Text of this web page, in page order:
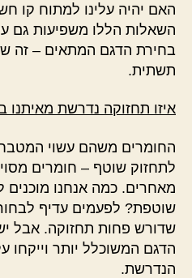
האם יהיה עלינו למתוח קו
השאלות הללו משפיעות גם
בחירת הדגם המתאים – זה
תשתית.
איזו תחזוקה נדרשת מאיתנו
החומרים משהם עשוי המטבח
לתחזוק שוטף – חומרים
מאחרים. כמה אנחנו מוכנים
שוטפת? לפעמים עדיף
שדורש פחות תחזוקה. אבל
הדגם המשוכלל יותר
הנדרשת.